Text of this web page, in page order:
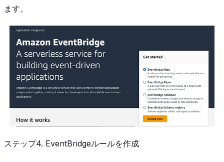
ます。
ステップ4. EventBridgeルールを作成